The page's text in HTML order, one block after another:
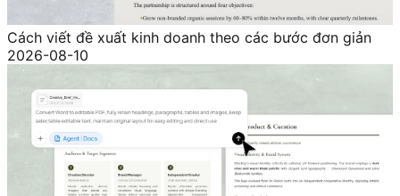
Cách viết đề xuất kinh doanh theo các bước đơn giản
2026-08-10